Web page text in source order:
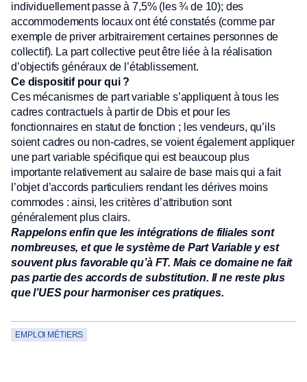
individuellement passe à 7,5% (les ¾ de 10); des
accommodements locaux ont été constatés (comme par
exemple de priver arbitrairement certaines personnes de
collectif). La part collective peut être liée à la réalisation
d’objectifs généraux de l’établissement.
Ce dispositif pour qui ?
Ces mécanismes de part variable s’appliquent à tous les
cadres contractuels à partir de Dbis et pour les
fonctionnaires en statut de fonction ; les vendeurs, qu’ils
soient cadres ou non-cadres, se voient également appliquer
une part variable spécifique qui est beaucoup plus
importante relativement au salaire de base mais qui a fait
l’objet d’accords particuliers rendant les dérives moins
commodes : ainsi, les critères d’attribution sont
généralement plus clairs.
Rappelons enfin que les intégrations de filiales sont
nombreuses, et que le système de Part Variable y est
souvent plus favorable qu’à FT. Mais ce domaine ne fait
pas partie des accords de substitution. Il ne reste plus
que l’UES pour harmoniser ces pratiques.
EMPLOI MÉTIERS